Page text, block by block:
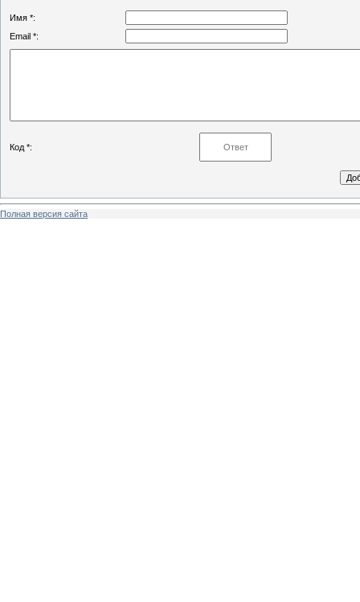
Имя *:
Email *:
Код *:
Полная версия сайта